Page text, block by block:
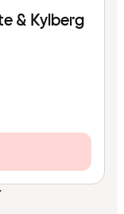
& Kylberg